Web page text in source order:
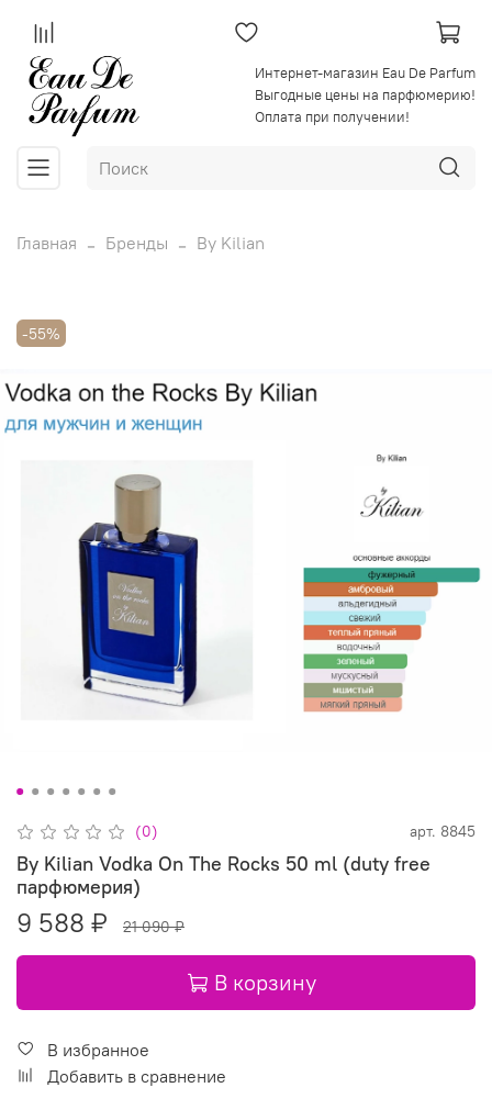
Интернет-магазин Eau De Parfum
Выгодные цены на парфюмерию!
Оплата при получении!
Главная Бренды By Kilian
-55%
(0) арт. 8845
By Kilian Vodka On The Rocks 50 ml (duty free
парфюмерия)
9 588 ₽ 21 090 ₽
В корзину
В избранное
Добавить в сравнение